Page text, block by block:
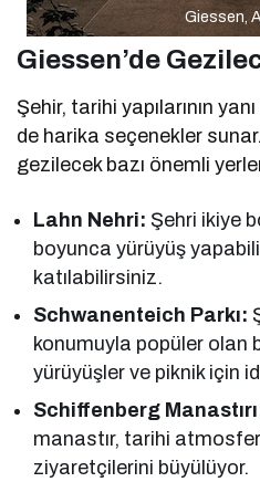
Giessen,
Giessen’de
Şehir, tarihi yapılarının
de harika seçenekler
gezilecek bazı önemli
Lahn Nehri: Şehri ikiye
boyunca yürüyüş
katılabilirsiniz.
Schwanenteich Parkı:
konumuyla popüler olan
yürüyüşler ve piknik için
Schiffenberg
manastır, tarihi
ziyaretçilerini büyülüyor.